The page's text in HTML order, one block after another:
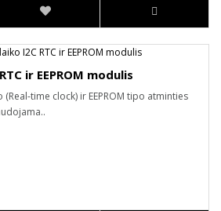
ir EEPROM modulis
time clock) ir EEPROM tipo atminties